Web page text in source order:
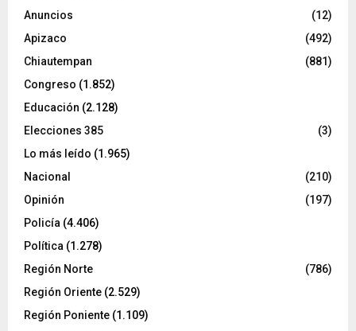
Anuncios
(12)
Apizaco
(492)
Chiautempan
(881)
Congreso (1.852)
Educación (2.128)
Elecciones 385
(3)
Lo más leído (1.965)
Nacional
(210)
Opinión
(197)
Policía (4.406)
Política (1.278)
Región Norte
(786)
Región Oriente (2.529)
Región Poniente (1.109)